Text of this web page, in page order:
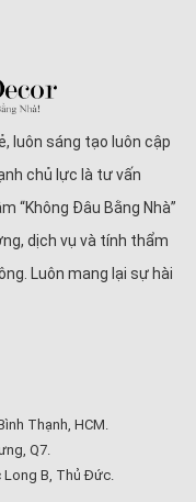
luôn sáng tạo luôn cập
chủ lực là tư vấn
“Không Đâu Bằng Nhà”
dịch vụ và tính thẩm
Luôn mang lại sự hài
Thạnh, HCM.
Q7.
Long B, Thủ Đức.